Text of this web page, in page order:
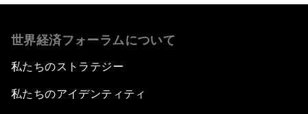
世界経済フォーラムについて
私たちのストラテジー
私たちのアイデンティティ